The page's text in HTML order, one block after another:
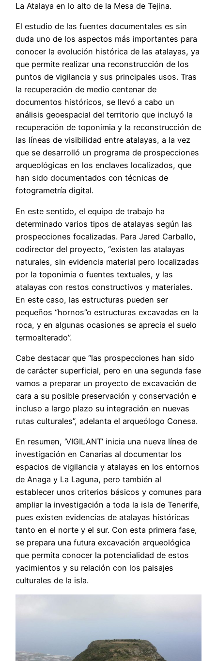
La Atalaya en lo alto de la Mesa de Tejina.
El estudio de las fuentes documentales es sin
duda uno de los aspectos más importantes para
conocer la evolución histórica de las atalayas, ya
que permite realizar una reconstrucción de los
puntos de vigilancia y sus principales usos. Tras
la recuperación de medio centenar de
documentos históricos, se llevó a cabo un
análisis geoespacial del territorio que incluyó la
recuperación de toponimia y la reconstrucción de
las líneas de visibilidad entre atalayas, a la vez
que se desarrolló un programa de prospecciones
arqueológicas en los enclaves localizados, que
han sido documentados con técnicas de
fotogrametría digital.
En este sentido, el equipo de trabajo ha
determinado varios tipos de atalayas según las
prospecciones focalizadas. Para Jared Carballo,
codirector del proyecto, “existen las atalayas
naturales, sin evidencia material pero localizadas
por la toponimia o fuentes textuales, y las
atalayas con restos constructivos y materiales.
En este caso, las estructuras pueden ser
pequeños “hornos”o estructuras excavadas en la
roca, y en algunas ocasiones se aprecia el suelo
termoalterado”.
Cabe destacar que “las prospecciones han sido
de carácter superficial, pero en una segunda fase
vamos a preparar un proyecto de excavación de
cara a su posible preservación y conservación e
incluso a largo plazo su integración en nuevas
rutas culturales”, adelanta el arqueólogo Conesa.
En resumen, ‘VIGILANT’ inicia una nueva línea de
investigación en Canarias al documentar los
espacios de vigilancia y atalayas en los entornos
de Anaga y La Laguna, pero también al
establecer unos criterios básicos y comunes para
ampliar la investigación a toda la isla de Tenerife,
pues existen evidencias de atalayas históricas
tanto en el norte y el sur. Con esta primera fase,
se prepara una futura excavación arqueológica
que permita conocer la potencialidad de estos
yacimientos y su relación con los paisajes
culturales de la isla.